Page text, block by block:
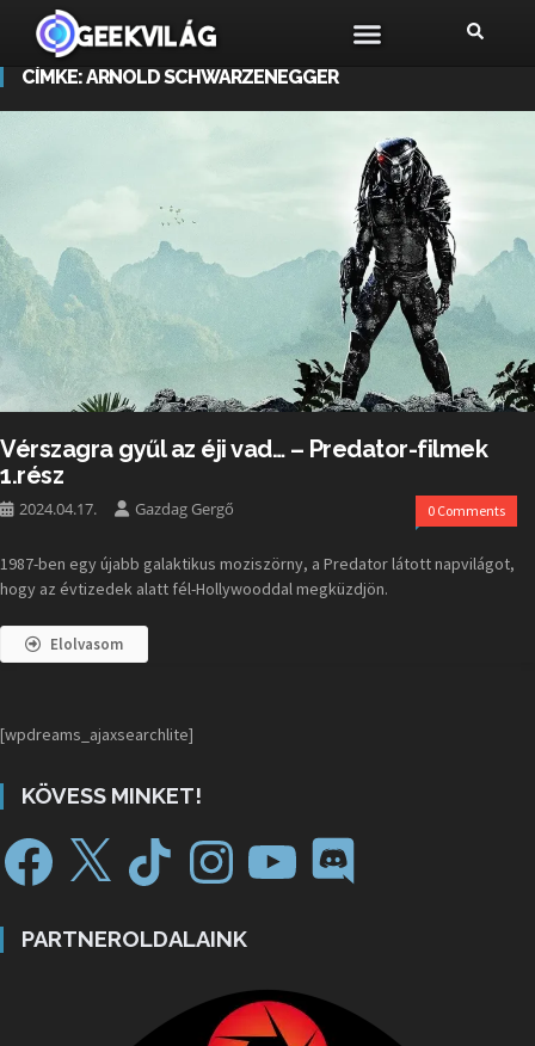
CÍMKE:ARNOLD SCHWARZENEGGER
Vérszagra gyűl az éji vad… – Predator-filmek
1.rész
2024.04.17. Gazdag Gergő 0 Comments
1987-ben egy újabb galaktikus moziszörny, a Predator látott napvilágot,
hogy az évtizedek alatt fél-Hollywooddal megküzdjön.
Elolvasom
[wpdreams_ajaxsearchlite]
KÖVESS MINKET!
PARTNEROLDALAINK